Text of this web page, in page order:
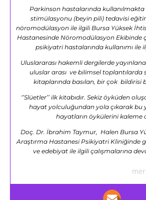
Parkinson hastalarında
stimülasyonu (beyin pili) tedavisi
nöromodülasyon ile ilgili Bursa Yüksek
Hastanesinde Nöromodülasyon Ekibinde
psikiyatri hastalarında kullanımı ile
Uluslararası hakemli dergilerde
uluslar arası ve bilimsel toplantılarda
kitaplarında basılan, bir çok bildirisi
‘’Slüetler’’ ilk kitabıdır. Sekiz öyküden
hayat yolculuğundan yola çıkarak bu
hayatların öykülerini kaleme
Doç. Dr. İbrahim Taymur, Halen Bursa
Araştırma Hastanesi Psikiyatri Kliniğinde
ve edebiyat ile ilgili çalışmalarına